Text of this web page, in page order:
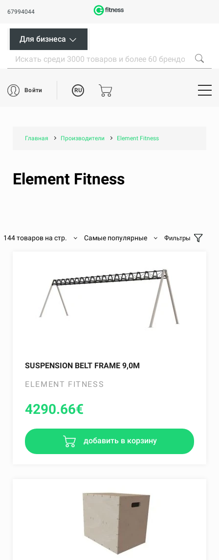
67994044
Для бизнеса
Войти RU
Главная Производители Element Fitness
Element Fitness
144 товаров на стр. Самые популярные Фильтры
SUSPENSION BELT FRAME 9,0M
ELEMENT FITNESS
4290.66€
добавить в корзину